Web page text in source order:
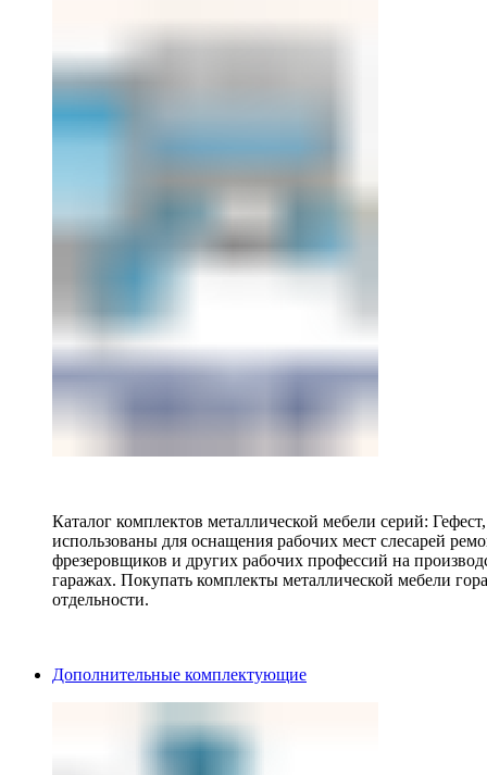
Каталог комплектов металлической мебели серий:
использованы для оснащения рабочих мест слесарей
фрезеровщиков и других рабочих профессий на
гаражах. Покупать комплекты металлической мебели
отдельности.
Дополнительные комплектующие